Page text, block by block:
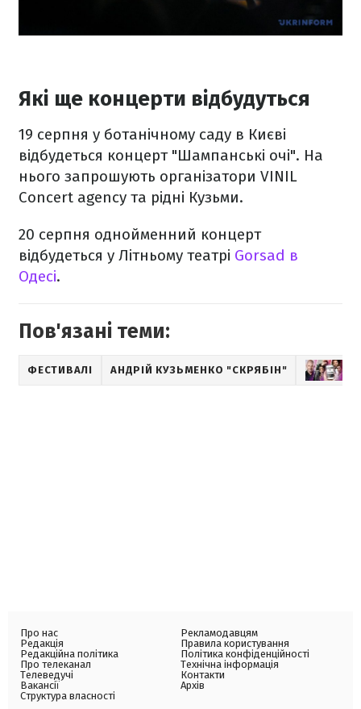
Які ще концерти відбудуться
19 серпня у ботанічному саду в Києві
відбудеться концерт "Шампанські очі". На
нього запрошують організатори VINIL
Concert agency та рідні Кузьми.
20 серпня однойменний концерт
відбудеться у Літньому театрі Gorsad в
Одесі.
Пов'язані теми:
ФЕСТИВАЛІ АНДРІЙ КУЗЬМЕНКО "СКРЯБІН"
Про нас
Редакція
Редакційна політика
Про телеканал
Телеведучі
Вакансії
Структура власності
Рекламодавцям
Правила користування
Політика конфіденційності
Технічна інформація
Контакти
Архів